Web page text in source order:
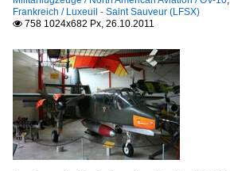
Frankreich / Luxeuil - Saint Sauveur (LFSX)
 758 1024x682 Px, 26.10.2011